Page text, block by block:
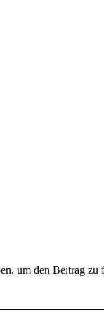
um den Beitrag zu